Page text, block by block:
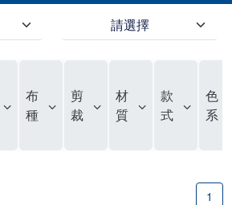
請選擇
布
種
剪
裁
材
質
款
式
色
系
1